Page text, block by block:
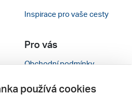
Inspirace pro vaše cesty
Pro vás
Obchodní podmínky
Kontakty
používá cookies